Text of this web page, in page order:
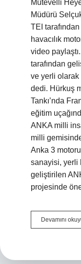
Mütevelli
Müdürü
TEI
havacılık
video
tarafından
ve yerli olarak
dedi. Hürkuş
Tankı’nda
eğitim
ANKA milli
milli
Anka 3
sanayisi, yerli
geliştirilen
projesinde
Devamını